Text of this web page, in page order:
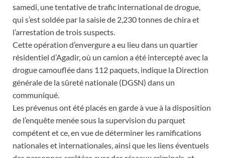
samedi, une tentative de trafic international de drogue,
qui s’est soldée par la saisie de 2,230 tonnes de chira et
l’arrestation de trois suspects.
Cette opération d’envergure a eu lieu dans un quartier
résidentiel d’Agadir, où un camion a été intercepté avec la
drogue camouflée dans 112 paquets, indique la Direction
générale de la sûreté nationale (DGSN) dans un
communiqué.
Les prévenus ont été placés en garde à vue à la disposition
de l’enquête menée sous la supervision du parquet
compétent et ce, en vue de déterminer les ramifications
nationales et internationales, ainsi que les liens éventuels